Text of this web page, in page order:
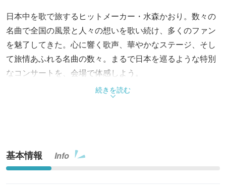
日本中を歌で旅するヒットメーカー・水森かおり。数々の
名曲で全国の風景と人々の想いを歌い続け、多くのファン
を魅了してきた。心に響く歌声、華やかなステージ、そし
て旅情あふれる名曲の数々。まるで日本を巡るような特別
なコンサートを、会場で体感しよう。
続きを読む
基本情報 Info